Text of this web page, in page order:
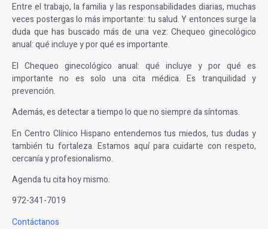
Entre el trabajo, la familia y las responsabilidades diarias, muchas
veces postergas lo más importante: tu salud. Y entonces surge la
duda que has buscado más de una vez: Chequeo ginecológico
anual: qué incluye y por qué es importante.
El Chequeo ginecológico anual: qué incluye y por qué es
importante no es solo una cita médica. Es tranquilidad y
prevención.
Además, es detectar a tiempo lo que no siempre da síntomas.
En Centro Clínico Hispano entendemos tus miedos, tus dudas y
también tu fortaleza. Estamos aquí para cuidarte con respeto,
cercanía y profesionalismo.
Agenda tu cita hoy mismo.
972-341-7019
Contáctanos